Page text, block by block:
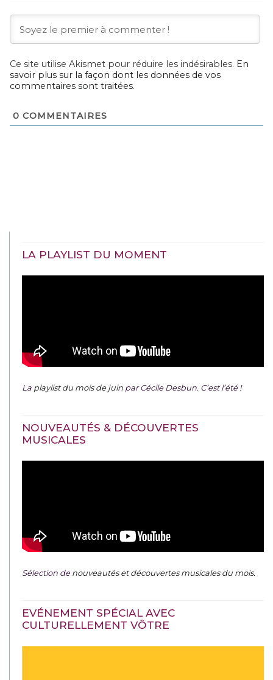
Ce site utilise Akismet pour réduire les indésirables. En
savoir plus sur la façon dont les données de vos
commentaires sont traitées.
0 COMMENTAIRES
LA PLAYLIST DU MOMENT
La playlist du mois de juin par Cécile Desbun. C’est l’été !
NOUVEAUTÉS & DÉCOUVERTES
MUSICALES
Sélection denouveautés et découvertes musicales du mois.
EVÉNEMENT SPÉCIAL AVEC
CULTURELLEMENT VÔTRE